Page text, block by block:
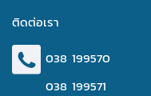
ติดต่อเรา
038 199570
038 199571